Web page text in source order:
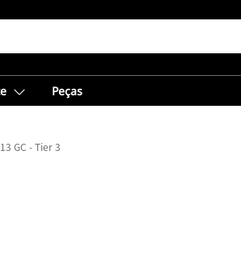
Peças
GC - Tier 3